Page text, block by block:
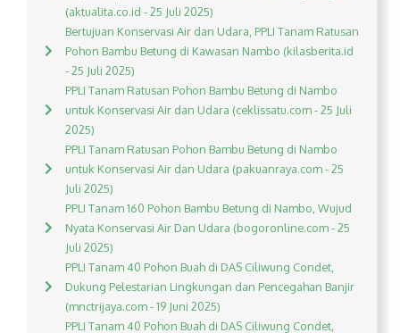
(aktualita.co.id - 25 Juli 2025)
Bertujuan Konservasi Air dan Udara, PPLI Tanam Ratusan
Pohon Bambu Betung di Kawasan Nambo (kilasberita.id
- 25 Juli 2025)
PPLI Tanam Ratusan Pohon Bambu Betung di Nambo
untuk Konservasi Air dan Udara (ceklissatu.com - 25 Juli
2025)
PPLI Tanam Ratusan Pohon Bambu Betung di Nambo
untuk Konservasi Air dan Udara (pakuanraya.com - 25
Juli 2025)
PPLI Tanam 160 Pohon Bambu Betung di Nambo, Wujud
Nyata Konservasi Air Dan Udara (bogoronline.com - 25
Juli 2025)
PPLI Tanam 40 Pohon Buah di DAS Ciliwung Condet,
Dukung Pelestarian Lingkungan dan Pencegahan Banjir
(mnctrijaya.com - 19 Juni 2025)
PPLI Tanam 40 Pohon Buah di DAS Ciliwung Condet,